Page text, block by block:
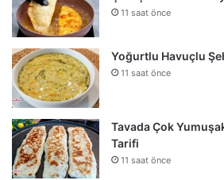
11 saat önce
Yoğurtlu Havuçlu
11 saat önce
Tavada Çok
Tarifi
11 saat önce